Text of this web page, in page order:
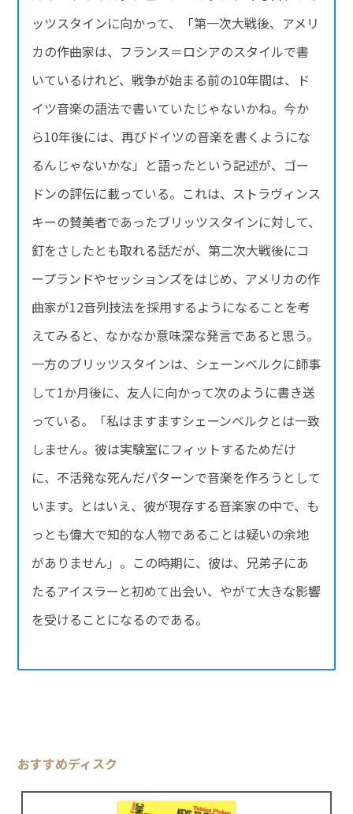
ッツスタインに向かって、「第一次大戦後、アメリ
カの作曲家は、フランス＝ロシアのスタイルで書
いているけれど、戦争が始まる前の10年間は、ド
イツ音楽の語法で書いていたじゃないかね。今か
ら10年後には、再びドイツの音楽を書くようにな
るんじゃないかな」と語ったという記述が、ゴー
ドンの評伝に載っている。これは、ストラヴィンス
キーの賛美者であったブリッツスタインに対して、
釘をさしたとも取れる話だが、第二次大戦後にコ
ープランドやセッションズをはじめ、アメリカの作
曲家が12音列技法を採用するようになることを考
えてみると、なかなか意味深な発言であると思う。
一方のブリッツスタインは、シェーンベルクに師事
して1か月後に、友人に向かって次のように書き送
っている。「私はますますシェーンベルクとは一致
しません。彼は実験室にフィットするためだけ
に、不活発な死んだパターンで音楽を作ろうとして
います。とはいえ、彼が現存する音楽家の中で、も
っとも偉大で知的な人物であることは疑いの余地
がありません」。この時期に、彼は、兄弟子にあ
たるアイスラーと初めて出会い、やがて大きな影響
を受けることになるのである。
おすすめディスク